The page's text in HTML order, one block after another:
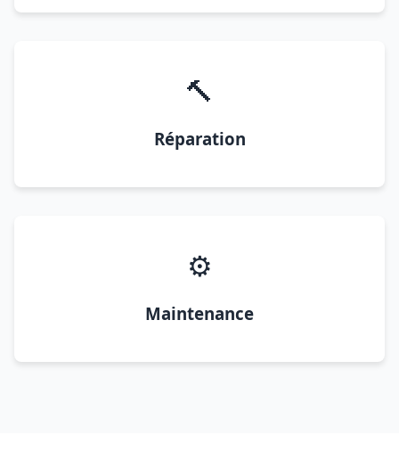
🔨
Réparation
⚙️
Maintenance